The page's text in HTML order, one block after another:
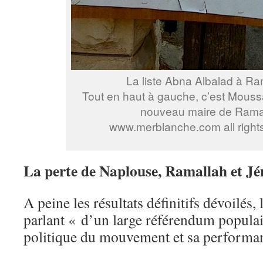
La liste Abna Albalad à
Tout en haut à gauche, c’est
nouveau maire de
www.merblanche.com all
La perte de Naplouse, Ramallah et
A peine les résultats définitifs dévoilés,
parlant « d’un large référendum
politique du mouvement et sa